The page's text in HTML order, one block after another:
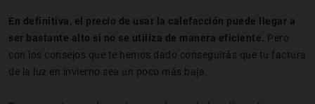
En definitiva, el precio de usar la calefacción puede llegar a
ser bastante alto si no se utiliza de manera eficiente. Pero
con los consejos que te hemos dado conseguirás que tu factura
de la luz en invierno sea un poco más baja.